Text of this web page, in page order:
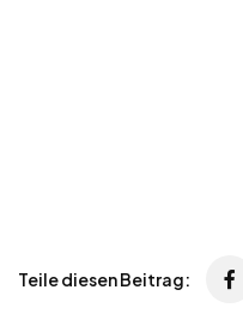
Teile diesen Beitrag: